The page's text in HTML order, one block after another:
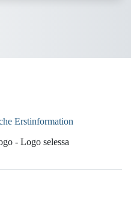
Erstinformation